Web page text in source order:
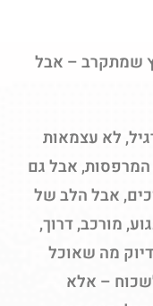
שמתקרב – אבל
לא עצמאות
אבל גם
אבל הלב של
מורכב, דרוך,
מה שאוכל
– אלא